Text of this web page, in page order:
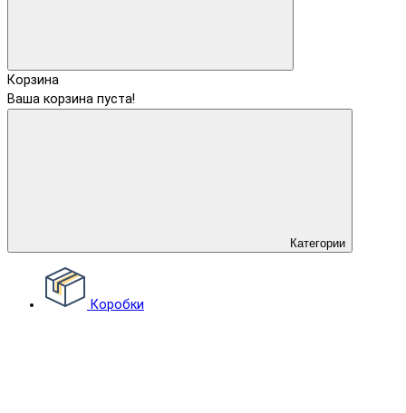
Корзина
Ваша корзина пуста!
Категории
Коробки